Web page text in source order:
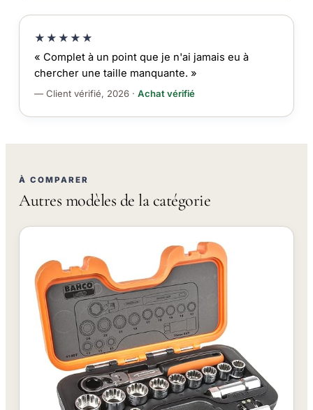
★★★★★
« Complet à un point que je n'ai jamais eu à
chercher une taille manquante. »
— Client vérifié, 2026 · Achat vérifié
À COMPARER
Autres modèles de la catégorie